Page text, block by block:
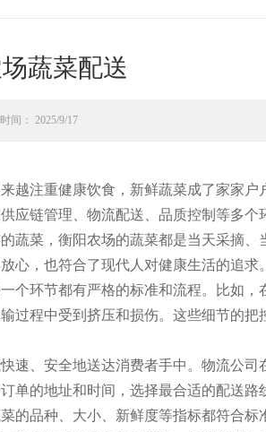
蔬菜配送
间： 2025/9/17
注重健康饮食，新鲜蔬菜成了家家
链管理、物流配送、品质控制等多个
菜，衡阳农场的蔬菜都是当天采摘
心，也符合了现代人对健康生活的追求。
环节都有严格的标准和流程。比如
程中受到挤压和损伤。这些细节的
、安全地送达消费者手中。物流公
的地址和时间，选择最合适的配送路
品种、大小、新鲜度等指标都符合